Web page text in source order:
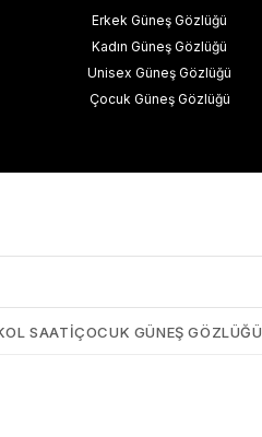
Erkek Güneş Gözlüğü
Kadın Güneş Gözlüğü
Unisex Güneş Gözlüğü
Çocuk Güneş Gözlüğü
SAATIÇOCUK GÜNEŞ GÖZLÜĞÜ